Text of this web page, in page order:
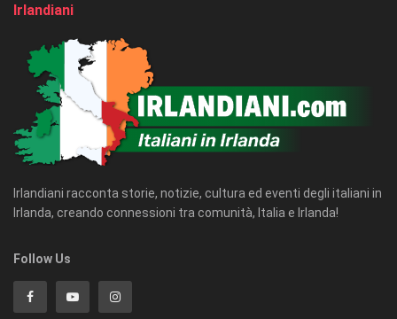
Irlandiani
Irlandiani racconta storie, notizie, cultura ed eventi degli italiani in
Irlanda, creando connessioni tra comunità, Italia e Irlanda!
Follow Us